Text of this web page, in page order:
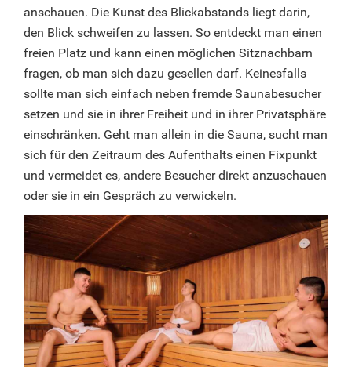
anschauen. Die Kunst des Blickabstands liegt darin,
den Blick schweifen zu lassen. So entdeckt man einen
freien Platz und kann einen möglichen Sitznachbarn
fragen, ob man sich dazu gesellen darf. Keinesfalls
sollte man sich einfach neben fremde Saunabesucher
setzen und sie in ihrer Freiheit und in ihrer Privatsphäre
einschränken. Geht man allein in die Sauna, sucht man
sich für den Zeitraum des Aufenthalts einen Fixpunkt
und vermeidet es, andere Besucher direkt anzuschauen
oder sie in ein Gespräch zu verwickeln.